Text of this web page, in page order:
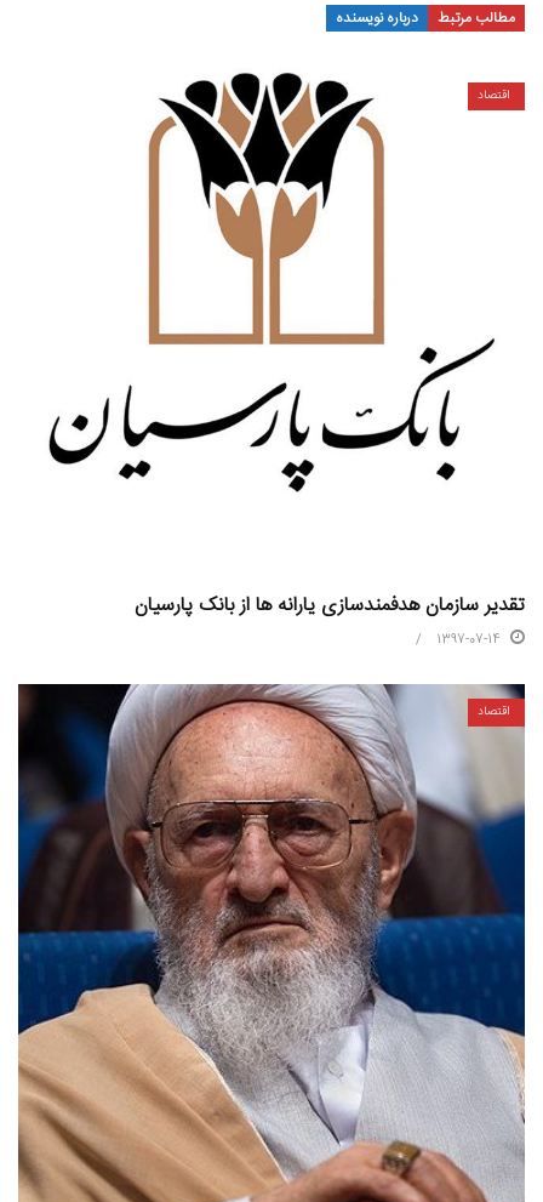
مطالب مرتبط درباره نویسنده
اقتصاد
تقدیر سازمان هدفمندسازی یارانه ها از بانک پارسیان
1397-07-14
اقتصاد